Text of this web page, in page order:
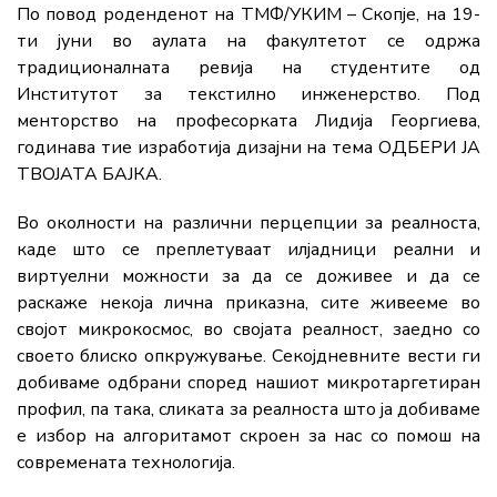
По повод роденденот на ТМФ/УКИМ – Скопје, на 19-
ти јуни во аулата на факултетот се одржа
традиционалната ревија на студентите од
Институтот за текстилно инженерство. Под
менторство на професорката Лидија Георгиева,
годинава тие изработија дизајни на тема ОДБЕРИ ЈА
ТВОЈАТА БАЈКА.
Во околности на различни перцепции за реалноста,
каде што се преплетуваат илјадници реални и
виртуелни можности за да се доживее и да се
раскаже некоја лична приказна, сите живееме во
својот микрокосмос, во својата реалност, заедно со
своето блиско опкружување. Секојдневните вести ги
добиваме одбрани според нашиот микротаргетиран
профил, па така, сликата за реалноста што ја добиваме
е избор на алгоритамот скроен за нас со помош на
современата технологија.